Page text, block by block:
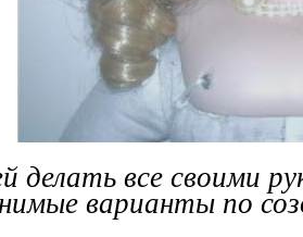
делать все своими
варианты по